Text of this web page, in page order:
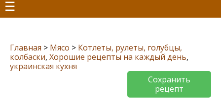
☰
Главная > Мясо > Котлеты, рулеты, голубцы,
колбаски, Хорошие рецепты на каждый день,
украинская кухня
Сохранить
рецепт